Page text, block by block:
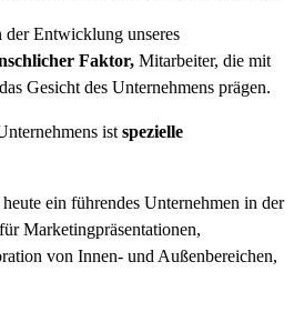
der Entwicklung unseres
Faktor, Mitarbeiter, die mit
Gesicht des Unternehmens prägen.
ist spezielle
ein führendes Unternehmen in der
Marketingpräsentationen,
von Innen- und Außenbereichen,